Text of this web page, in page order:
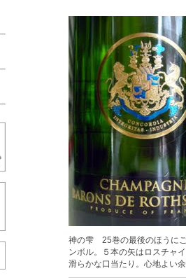
神の雫 25巻の最後のほうに
ンボル。５本の矢はロスチャ
滑らかな口当たり。心地よい